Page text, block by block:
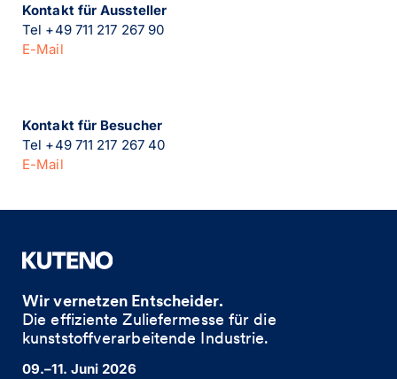
Kontakt für Aussteller
Tel +49 711 217 267 90
E-Mail
Kontakt für Besucher
Tel +49 711 217 267 40
E-Mail
Wir vernetzen Entscheider.
Die effiziente Zuliefermesse für die
kunststoffverarbeitende Industrie. ​
09.–11. Juni 2026